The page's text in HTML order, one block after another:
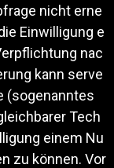
nicht erne
Einwilligung e
nac
kann serve
(sogenanntes
Tech
einem Nu
zu können. Vor